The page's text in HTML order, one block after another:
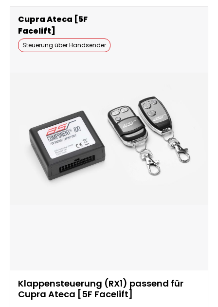
Klappensteuerung (RX1) passend für
Cupra Ateca [5F Facelift]
Cupra Ateca [5F
Facelift]
Steuerung über Handsender